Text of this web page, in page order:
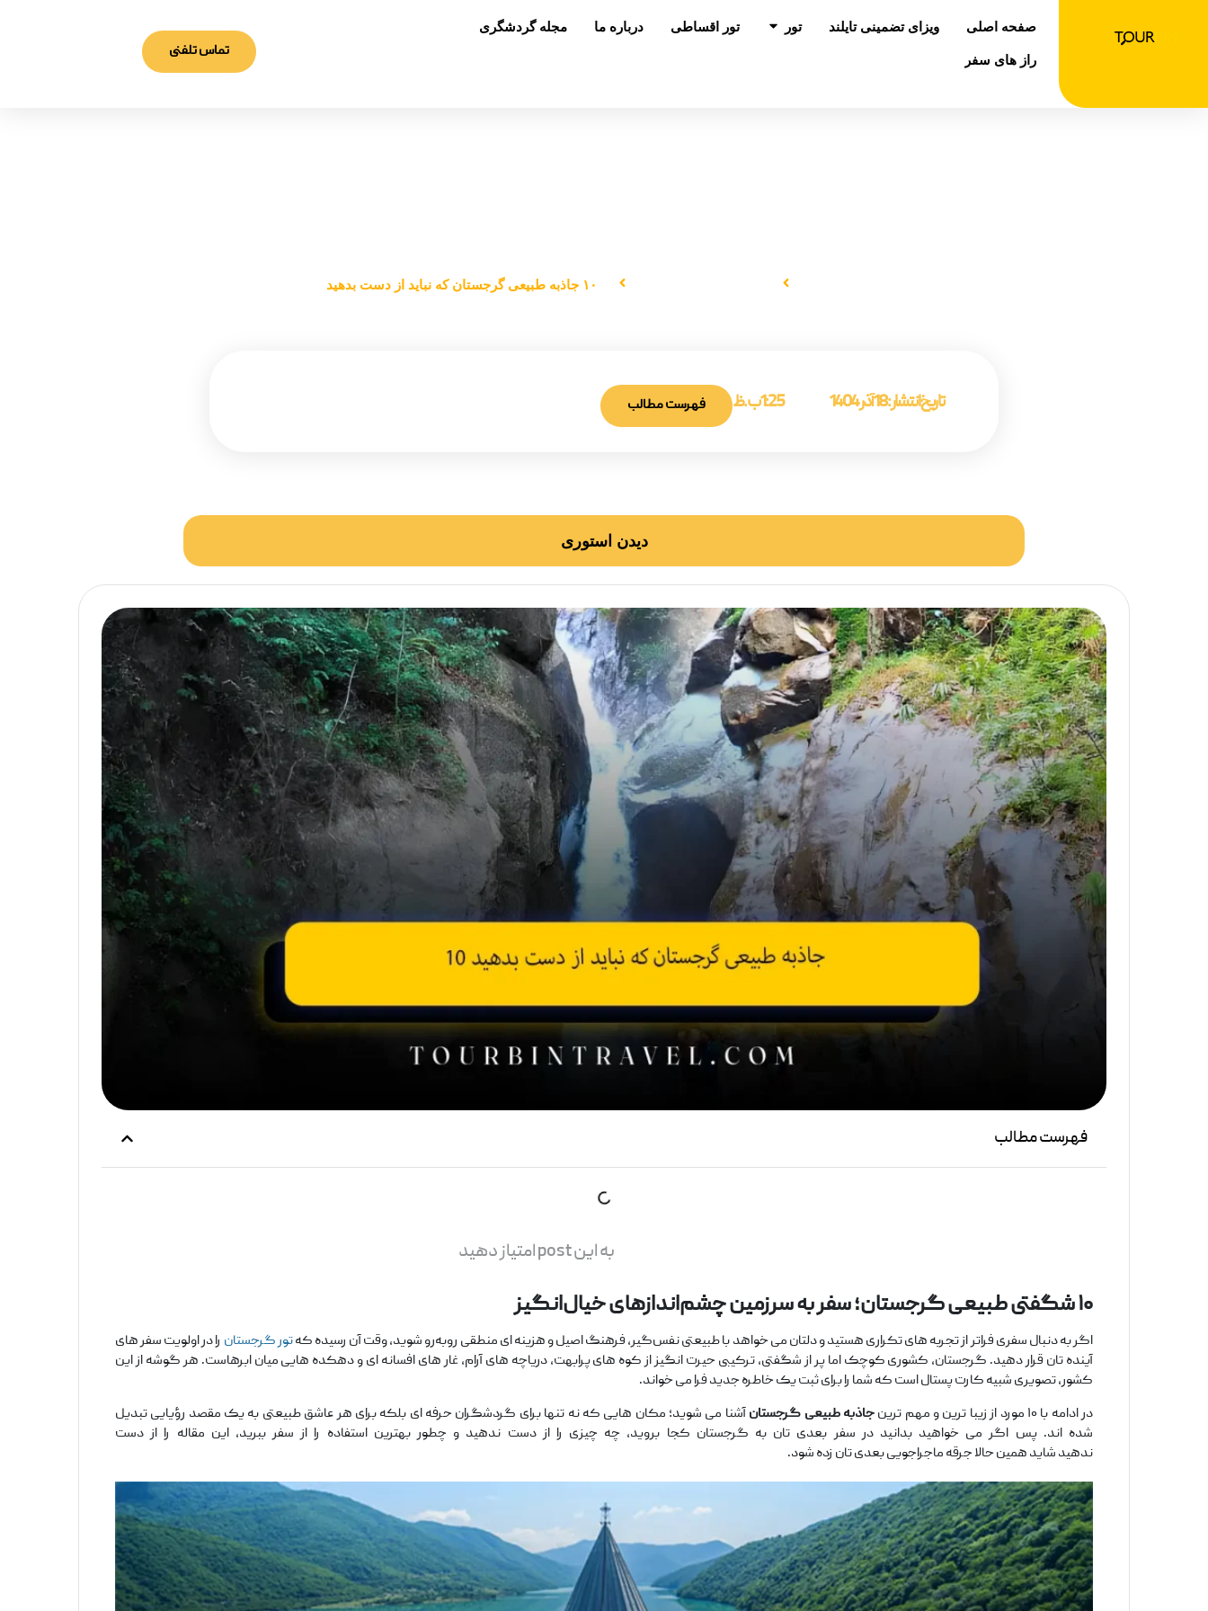
صفحه اصلی ویزای تضمینی تایلند تور باز کردن در تور
تور اقساطی درباره ما
مجله گردشگری
راز های سفر
تماس تلفنی
۱۰ جاذبه طبیعی گرجستان که نباید از دست بدهید
تاریخ انتشار :18 آذر 1404 1:25 ب.ظ فهرست مطالب
دیدن استوری
فهرست مطالب
به این post امتیاز دهید
۱۰ شگفتی طبیعی گرجستان؛ سفر به سرزمین چشم‌اندازهای خیال‌انگیز
اگر به ‌دنبال سفری فراتر از تجربه‌ های تکراری هستید و دلتان می ‌خواهد با طبیعتی نفس‌گیر، فرهنگ اصیل و هزینه ‌ای منطقی روبه‌رو شوید، وقت آن رسیده کهتور گرجستان را در اولویت سفر های
آینده ‌تان قرار دهید. گرجستان، کشوری کوچک اما پر از شگفتی، ترکیبی حیرت ‌انگیز از کوه‌ های پرابهت، دریاچه ‌های آرام، غار های افسانه ‌ای و دهکده‌ هایی میان ابرهاست. هر گوشه از این
کشور، تصویری شبیه کارت‌ پستال است که شما را برای ثبت یک خاطره جدید فرا می ‌خواند.
در ادامه با ۱۰ مورد از زیبا ترین و مهم ‌ترین
جاذبه‌ طبیعی گرجستانآشنا می ‌شوید؛ مکان ‌هایی که نه‌ تنها برای گردشگران حرفه ‌ای بلکه برای هر عاشق طبیعتی به یک مقصد رؤیایی تبدیل
شده ‌اند. پس اگر می ‌خواهید بدانید در سفر بعدی‌ تان به گرجستان کجا بروید، چه چیزی را از دست ندهید و چطور بهترین استفاده را از سفر ببرید، این مقاله را از دست
ندهید شاید همین حالا جرقه ماجراجویی بعدی‌ تان زده شود.